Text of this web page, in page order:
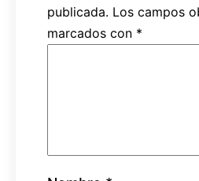
publicada. Los campos
marcados con *